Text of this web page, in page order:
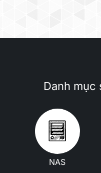
Danh mục
NAS